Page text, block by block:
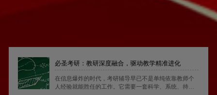
必圣考研：教研深度融合，驱动教学精准进化
在信息爆炸的时代，考研辅导早已不是单纯依靠教师个
人经验就能胜任的工作。它需要一套科学、系统、持续